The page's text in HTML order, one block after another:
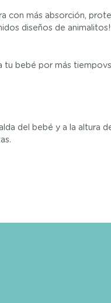
con más absorción,
diseños de
tu bebé por más
del bebé y a la altura